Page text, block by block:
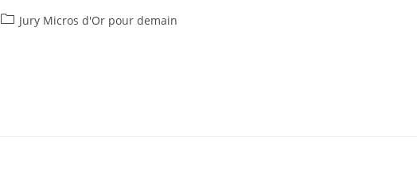
PostJury Micros d'Or pour demain